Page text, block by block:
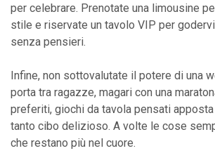
per celebrare. Prenotate una limousine
stile e riservate un tavolo VIP per
senza pensieri.
Infine, non sottovalutate il potere di una
porta tra ragazze, magari con una
preferiti, giochi da tavola pensati
tanto cibo delizioso. A volte le cose
che restano più nel cuore.